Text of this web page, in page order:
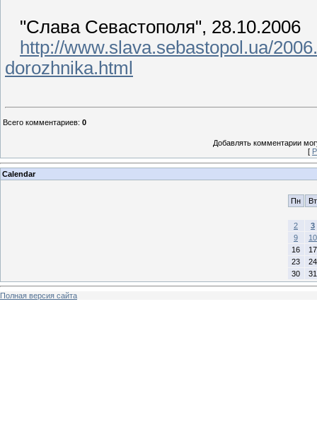
"Слава Севастополя", 28.10.2006
http://www.slava.sebastopol.ua/
dorozhnika.html
Всего комментариев: 0
Добавлять комментарии
[
Calendar
Пн Вт
2
3
9
10
16
17
23
24
30
31
Полная версия сайта